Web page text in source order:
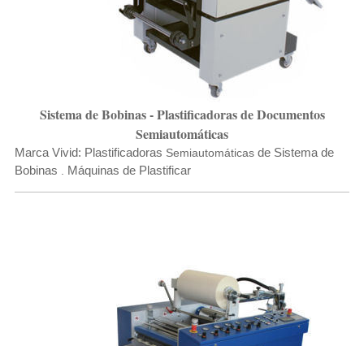
Sistema de Bobinas - Plastificadoras de Documentos
Semiautomáticas
Marca Vivid: Plastificadoras Semiautomáticas de Sistema de
Bobinas
Máquinas de Plastificar